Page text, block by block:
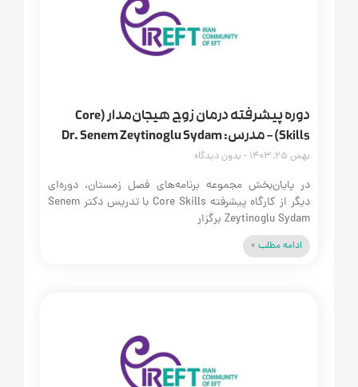
دوره پیشرفته درمان زوج هیجان‌مدار (Core
بدون دیدگاه
در پایان‌بخش مجموعه برنامه‌های فصل زمستان، دوره‌ای
دیگر از کارگاه پیشرفته Core Skills با تدریس دکتر Senem
Zeytinoglu Sydam برگزار
ادامه مطلب »